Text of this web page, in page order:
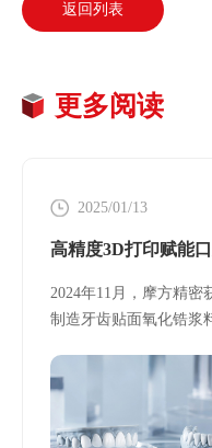
返回列表
更多阅读
2025/01/13
高精度3D打印赋能
2024年11月，摩方精
制造牙齿贴面氧化锆浆